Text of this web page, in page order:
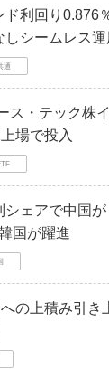
ド利回り0.876
シームレス運
通
ス・テック株
場で投入
シェアで中国
国が躍進
の上積み引き